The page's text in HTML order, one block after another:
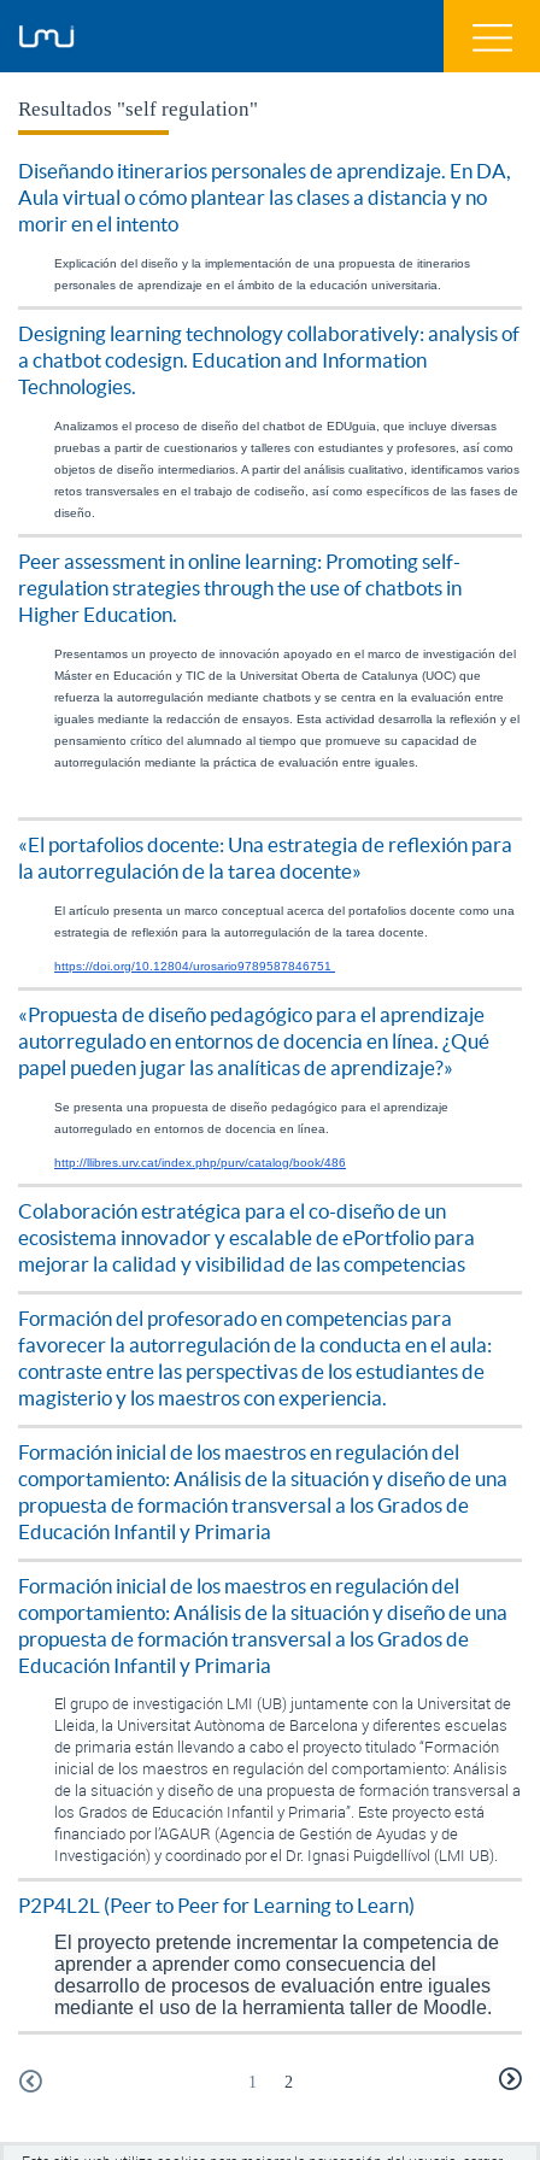
Resultados "self regulation"
Diseñando itinerarios personales de aprendizaje. En DA,
Aula virtual o cómo plantear las clases a distancia y no
morir en el intento
Explicación del diseño y la implementación de una propuesta de itinerarios
personales de aprendizaje en el ámbito de la educación universitaria.
Designing learning technology collaboratively: analysis of
a chatbot codesign. Education and Information
Technologies.
Analizamos el proceso de diseño del chatbot de EDUguia, que incluye diversas
pruebas a partir de cuestionarios y talleres con estudiantes y profesores, así como
objetos de diseño intermediarios. A partir del análisis cualitativo, identificamos varios
retos transversales en el trabajo de codiseño, así como específicos de las fases de
diseño.
Peer assessment in online learning: Promoting self-
regulation strategies through the use of chatbots in
Higher Education.
Presentamos un proyecto de innovación apoyado en el marco de investigación del
Máster en Educación y TIC de la Universitat Oberta de Catalunya (UOC) que
refuerza la autorregulación mediante chatbots y se centra en la evaluación entre
iguales mediante la redacción de ensayos. Esta actividad desarrolla la reflexión y el
pensamiento crítico del alumnado al tiempo que promueve su capacidad de
autorregulación mediante la práctica de evaluación entre iguales.
«El portafolios docente: Una estrategia de reflexión para
la autorregulación de la tarea docente»
El artículo presenta un marco conceptual acerca del portafolios docente como una
estrategia de reflexión para la autorregulación de la tarea docente.
https://doi.org/10.12804/urosario9789587846751
«Propuesta de diseño pedagógico para el aprendizaje
autorregulado en entornos de docencia en línea. ¿Qué
papel pueden jugar las analíticas de aprendizaje?»
Se presenta una propuesta de diseño pedagógico para el aprendizaje
autorregulado en entornos de docencia en línea.
http://llibres.urv.cat/index.php/purv/catalog/book/486
Colaboración estratégica para el co-diseño de un
ecosistema innovador y escalable de ePortfolio para
mejorar la calidad y visibilidad de las competencias
Formación del profesorado en competencias para
favorecer la autorregulación de la conducta en el aula:
contraste entre las perspectivas de los estudiantes de
magisterio y los maestros con experiencia.
Formación inicial de los maestros en regulación del
comportamiento: Análisis de la situación y diseño de una
propuesta de formación transversal a los Grados de
Educación Infantil y Primaria
Formación inicial de los maestros en regulación del
comportamiento: Análisis de la situación y diseño de una
propuesta de formación transversal a los Grados de
Educación Infantil y Primaria
El grupo de investigación LMI (UB) juntamente con la Universitat de
Lleida, la Universitat Autònoma de Barcelona y diferentes escuelas
de primaria están llevando a cabo el proyecto titulado “Formación
inicial de los maestros en regulación del comportamiento: Análisis
de la situación y diseño de una propuesta de formación transversal a
los Grados de Educación Infantil y Primaria”. Este proyecto está
financiado por l’AGAUR (Agencia de Gestión de Ayudas y de
Investigación) y coordinado por el Dr. Ignasi Puigdellívol (LMI UB).
P2P4L2L (Peer to Peer for Learning to Learn)
El proyecto pretende incrementar la competencia de
aprender a aprender como consecuencia del
desarrollo de procesos de evaluación entre iguales
mediante el uso de la herramienta taller de Moodle.
1 2